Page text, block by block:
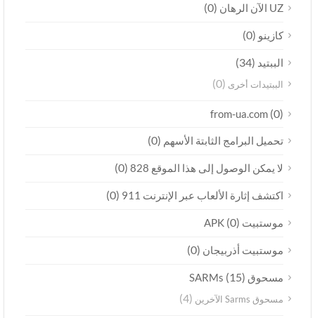
UZ الآن الرهان (0)
كازينو(0)
الببتيد(34)
الببتيدات أخرى (0)
from-ua.com(0)
تحميل البرامج الثابتة الأسهم(0)
لا يمكن الوصول إلى هذا الموقع 828 (0)
اكتشف إثارة الألعاب عبر الإنترنت 911 (0)
موستبيت APK(0)
موستبيت أذربيجان(0)
مسحوق SARMs(15)
مسحوق Sarms الآخرين (4)